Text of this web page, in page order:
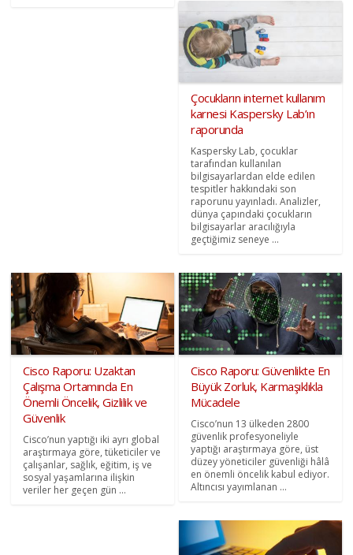
Çocukların internet kullanım
karnesi Kaspersky Lab’ın
raporunda
Kaspersky Lab, çocuklar
tarafından kullanılan
bilgisayarlardan elde edilen
tespitler hakkındaki son
raporunu yayınladı. Analizler,
dünya çapındaki çocukların
bilgisayarlar aracılığıyla
geçtiğimiz seneye ...
Cisco Raporu: Uzaktan
Çalışma Ortamında En
Önemli Öncelik, Gizlilik ve
Güvenlik
Cisco’nun yaptığı iki ayrı global
araştırmaya göre, tüketiciler ve
çalışanlar, sağlık, eğitim, iş ve
sosyal yaşamlarına ilişkin
veriler her geçen gün ...
Cisco Raporu: Güvenlikte En
Büyük Zorluk, Karmaşıklıkla
Mücadele
Cisco’nun 13 ülkeden 2800
güvenlik profesyoneliyle
yaptığı araştırmaya göre, üst
düzey yöneticiler güvenliği hâlâ
en önemli öncelik kabul ediyor.
Altıncısı yayımlanan ...